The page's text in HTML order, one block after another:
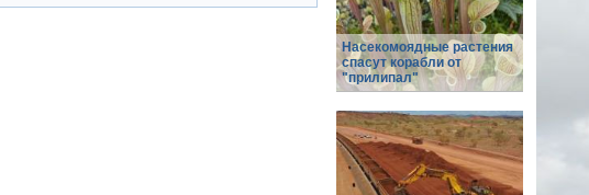
Насекомоядные растения
спасут корабли от
"прилипал"